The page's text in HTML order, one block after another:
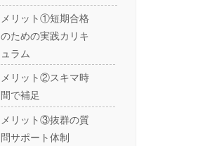
メリット①短期合格
のための実践カリキ
ュラム
メリット②スキマ時
間で補足
メリット③抜群の質
問サポート体制